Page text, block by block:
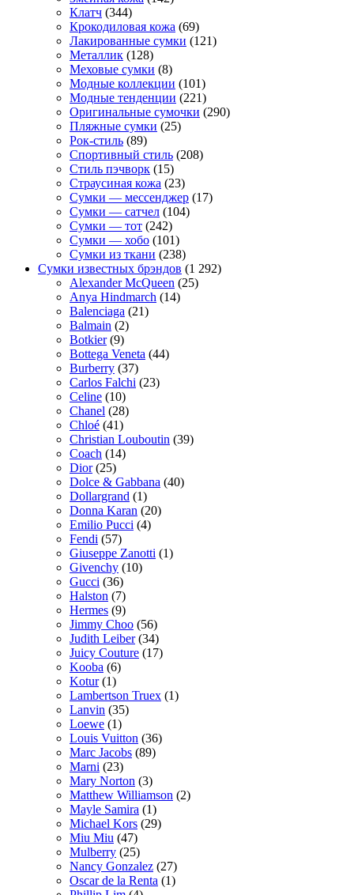
Клатч (344)
Крокодиловая кожа (69)
Лакированные сумки (121)
Металлик (128)
Меховые сумки (8)
Модные коллекции (101)
Модные тенденции (221)
Оригинальные сумочки (290)
Пляжные сумки (25)
Рок-стиль (89)
Спортивный стиль (208)
Стиль пэчворк (15)
Страусиная кожа (23)
Сумки — мессенджер (17)
Сумки — сатчел (104)
Сумки — тот (242)
Сумки — хобо (101)
Сумки из ткани (238)
Сумки известных брэндов (1 292)
Alexander McQueen (25)
Anya Hindmarch (14)
Balenciaga (21)
Balmain (2)
Botkier(9)
Bottega Veneta (44)
Burberry (37)
Carlos Falchi (23)
Celine (10)
Chanel (28)
Chloé (41)
Christian Louboutin (39)
Coach (14)
Dior(25)
Dolce & Gabbana (40)
Dollargrand (1)
Donna Karan (20)
Emilio Pucci (4)
Fendi (57)
Giuseppe Zanotti (1)
Givenchy (10)
Gucci (36)
Halston (7)
Hermes (9)
Jimmy Choo (56)
Judith Leiber(34)
Juicy Couture (17)
Kooba (6)
Kotur(1)
Lambertson Truex (1)
Lanvin (35)
Loewe (1)
Louis Vuitton (36)
Marc Jacobs (89)
Marni (23)
Mary Norton (3)
Matthew Williamson (2)
Mayle Samira (1)
Michael Kors (29)
Miu Miu (47)
Mulberry (25)
Nancy Gonzalez (27)
Oscar de la Renta (1)